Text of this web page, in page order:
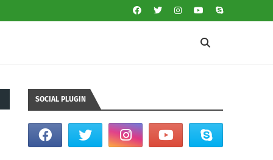
SOCIAL PLUGIN